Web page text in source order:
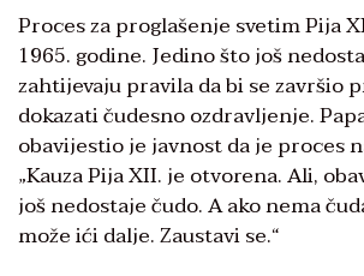
Proces za proglašenje svetim Pija
1965. godine. Jedino što još
zahtijevaju pravila da bi se završio
dokazati čudesno ozdravljenje.
obavijestio je javnost da je proces
„Kauza Pija XII. je otvorena. Ali,
još nedostaje čudo. A ako nema
može ići dalje. Zaustavi se.“